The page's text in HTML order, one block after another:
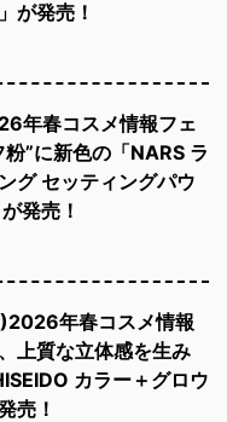
が発売！
年春コスメ情報フェ
”に新色の「NARS ラ
グ セッティングパウ
発売！
年春コスメ情報
上質な立体感を生み
カラー＋グロウ
売！